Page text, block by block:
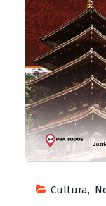
Cultura,